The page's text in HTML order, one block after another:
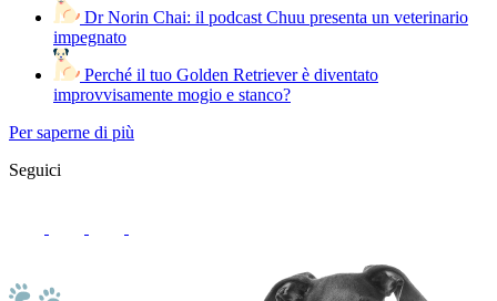
Dr Norin Chai: il podcast Chuu presenta un veterinario
impegnato
Perché il tuo Golden Retriever è diventato
improvvisamente mogio e stanco?
Per saperne di più
Seguici